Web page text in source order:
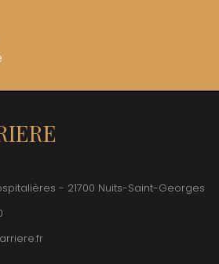
- 21700 Nuits-Saint-Georges